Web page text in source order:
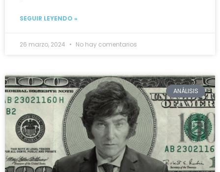
SEGUIR LEYENDO »
26 marzo, 2024 No hay comentarios
ANÁLISIS